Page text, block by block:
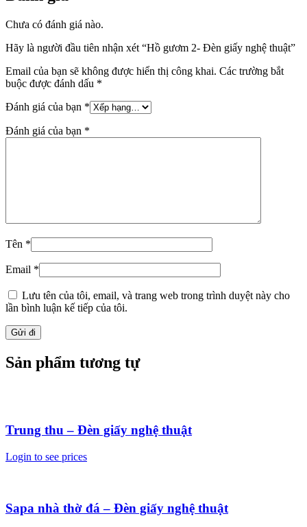
Chưa có đánh giá nào.
Hãy là người đầu tiên nhận xét “Hồ gươm 2- Đèn giấy nghệ thuật”
Email của bạn sẽ không được hiển thị công khai. Các trường bắt
buộc được đánh dấu *
Đánh giá của bạn *
Đánh giá của bạn *
Tên *
Email *
Lưu tên của tôi, email, và trang web trong trình duyệt này cho
lần bình luận kế tiếp của tôi.
Sản phẩm tương tự
Trung thu – Đèn giấy nghệ thuật
Login to see prices
Sapa nhà thờ đá – Đèn giấy nghệ thuật